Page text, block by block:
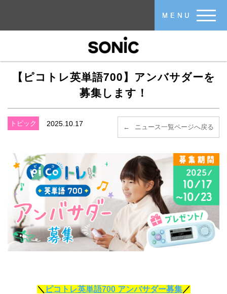
MENU
【ピコトレ英単語700】アンバサダーを
募集します！
トピック 2025.10.17 ニュース一覧ページへ戻る
＼ ピコトレ英単語700 アンバサダー募集／